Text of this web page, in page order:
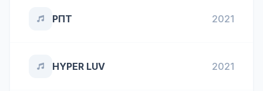
РПТ 2021
HYPER LUV 2021